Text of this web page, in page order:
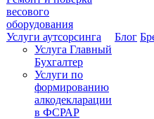
весового
оборудования
Услуги аутсорсинга
Услуга Главный
Бухгалтер
Услуги по
формированию
алкодекларации
в ФСРАР
Блог